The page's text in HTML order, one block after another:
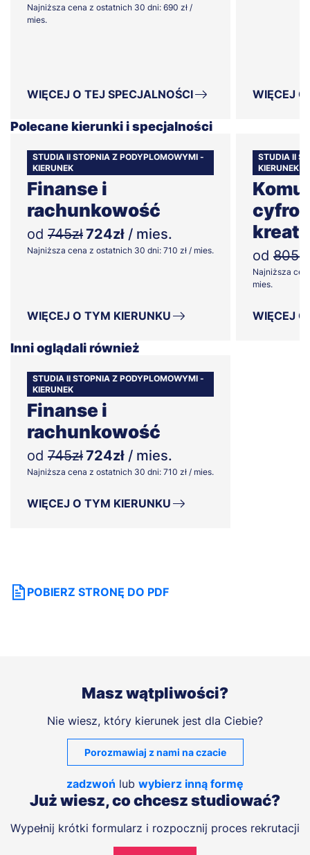
Najniższa cena z ostatnich 30 dni: 690 zł /
mies.
WIĘCEJ O TEJ SPECJALNOŚCI WIĘCEJ
Polecane kierunki i specjalności
STUDIA II STOPNIA Z PODYPLOMOWYMI -
KIERUNEK
Finanse i
rachunkowość
od 745zł724zł / mies.
Najniższa cena z ostatnich 30 dni: 710 zł / mies.
WIĘCEJ O TYM KIERUNKU
STUDIA II
KIERUNEK
od 805zł
Najniższa
mies.
WIĘCEJ
Inni oglądali również
STUDIA II STOPNIA Z PODYPLOMOWYMI -
KIERUNEK
Finanse i
rachunkowość
od 745zł724zł / mies.
Najniższa cena z ostatnich 30 dni: 710 zł / mies.
WIĘCEJ O TYM KIERUNKU
POBIERZ STRONĘ DO PDF
Masz wątpliwości?
Nie wiesz, który kierunek jest dla Ciebie?
Porozmawiaj z nami na czacie
zadzwoń lub wybierz inną formę
Już wiesz, co chcesz studiować?
Wypełnij krótki formularz i rozpocznij proces rekrutacji